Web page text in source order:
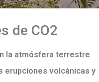
de CO2
la atmósfera terrestre
erupciones volcánicas y